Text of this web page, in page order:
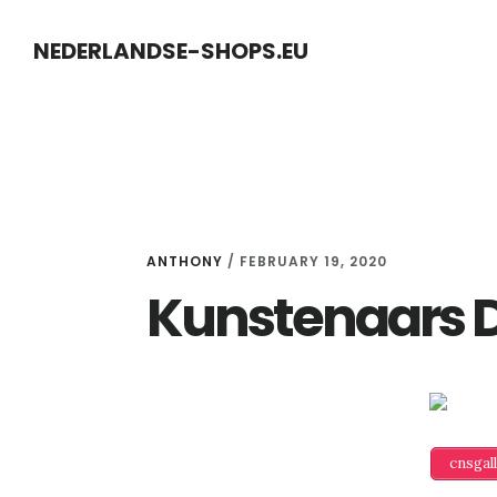
NEDERLANDSE-SHOPS.EU
ANTHONY / FEBRUARY 19, 2020
Kunstenaars